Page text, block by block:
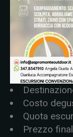
Costo
Quota
Prezzo